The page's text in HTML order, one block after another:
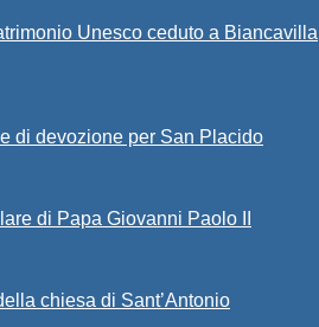
Unesco ceduto a Biancavilla
di devozione per San Placido
di Papa Giovanni Paolo II
chiesa di Sant’Antonio